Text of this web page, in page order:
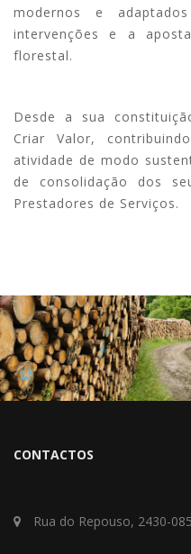
modernos e
intervenções e a
florestal.
Desde a sua
Criar Valor,
atividade de modo
de consolidação dos
Prestadores de Serviços.
CONTACTOS
Rua do Repouso, 2430-